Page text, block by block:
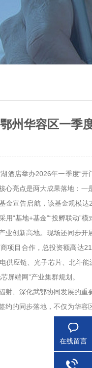
鄂州华容区一季
酒店举办2026年一季度“
心亮点是两大成果落地：
金宣告启航，该基金规模
“基地+基金”“投孵联动”
业创新高地。现场还同步
项目合作，总投资额高达
供应链、光子芯片、北斗
屏端网”产业集群规划。
射、深化武鄂协同发展的
约的同步落地，不仅为华
在线留言